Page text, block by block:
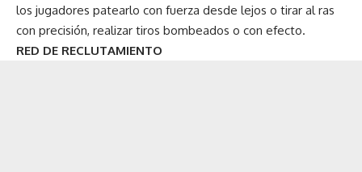
los jugadores patearlo con fuerza desde lejos o tirar al ras
con precisión, realizar tiros bombeados o con efecto.
RED DE RECLUTAMIENTO